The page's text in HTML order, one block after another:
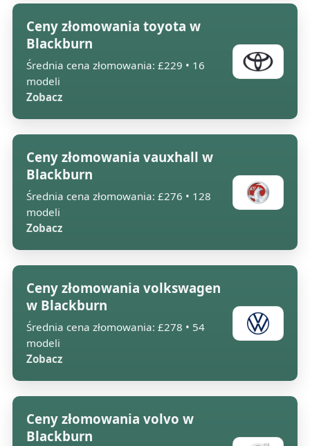
Ceny złomowania toyota w
Blackburn
Średnia cena złomowania: £229 • 16
modeli
Zobacz
Ceny złomowania vauxhall w
Blackburn
Średnia cena złomowania: £276 • 128
modeli
Zobacz
Ceny złomowania volkswagen
w Blackburn
Średnia cena złomowania: £278 • 54
modeli
Zobacz
Ceny złomowania volvo w
Blackburn